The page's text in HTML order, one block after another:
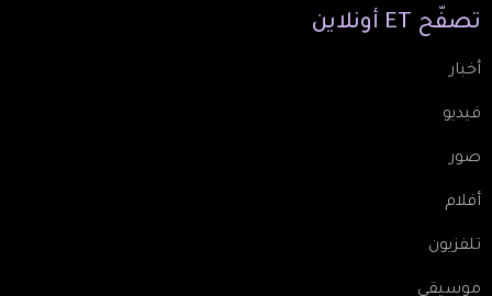
تصفّح ET أونلاين
أخبار
فيديو
صور
أفلام
تلفزيون
موسيقى